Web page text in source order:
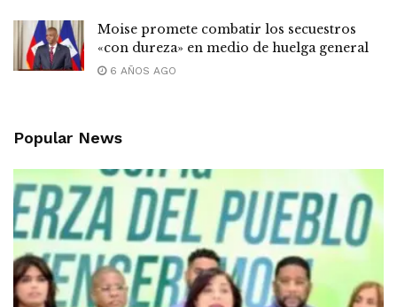
Moise promete combatir los secuestros
«con dureza» en medio de huelga general
6 AÑOS AGO
Popular News